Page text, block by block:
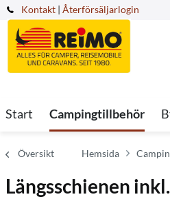
Kontakt | Återförsäljarlogin
Start Campingtillbehör
Översikt Hemsida
Längsschienen